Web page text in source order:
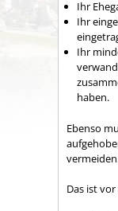
Ihr
Ihr
Ihr
haben.
Ebenso
Das ist